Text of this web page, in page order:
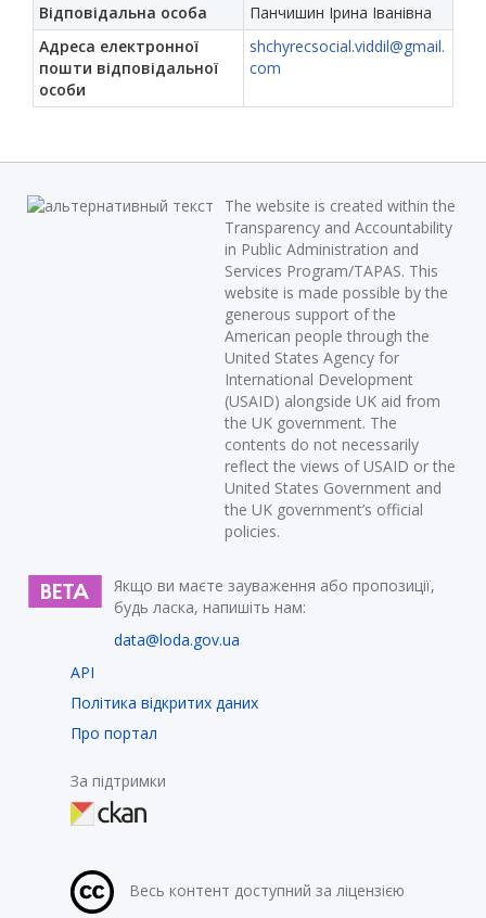
Відповідальна особа
Панчишин Ірина Іванівна
Адреса електронної
пошти відповідальної
особи
shchyrecsocial.viddil@gmail.
com
The website is created within the
Transparency and Accountability
in Public Administration and
Services Program/TAPAS. This
website is made possible by the
generous support of the
American people through the
United States Agency for
International Development
(USAID) alongside UK aid from
the UK government. The
contents do not necessarily
reflect the views of USAID or the
United States Government and
the UK government’s official
policies.
Якщо ви маєте зауваження або пропозиції,
будь ласка, напишіть нам:
data@loda.gov.ua
API
Політика відкритих даних
Про портал
За підтримки
Весь контент доступний за ліцензією